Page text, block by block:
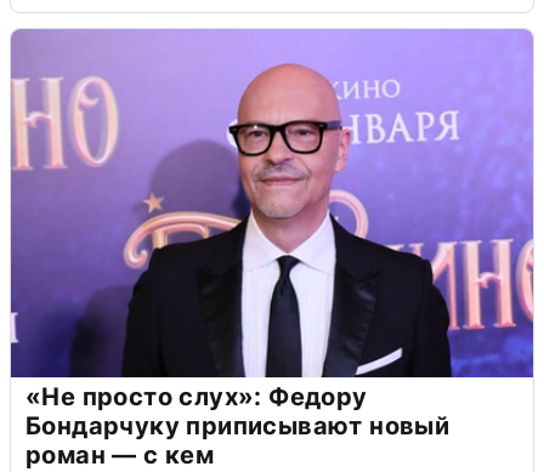
«Не просто слух»: Федору
Бондарчуку приписывают новый
роман — с кем